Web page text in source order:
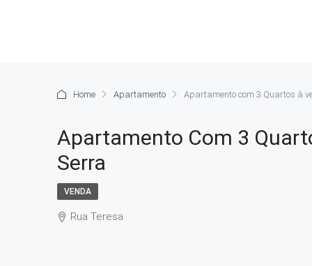
Home Apartamento Apartamento com 3 Quartos à
Apartamento Com 3
Serra
VENDA
Rua Teresa